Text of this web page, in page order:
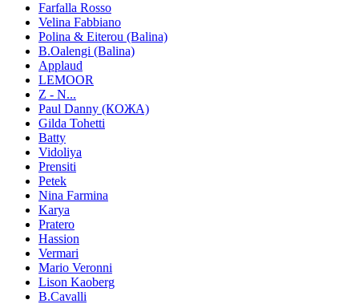
Farfalla Rosso
Velina Fabbiano
Polina & Eiterou (Balina)
B.Oalengi (Balina)
Applaud
LEMOOR
Z - N...
Paul Danny (КОЖА)
Gilda Tohetti
Batty
Vidoliya
Prensiti
Petek
Nina Farmina
Karya
Pratero
Hassion
Vermari
Mario Veronni
Lison Kaoberg
B.Cavalli